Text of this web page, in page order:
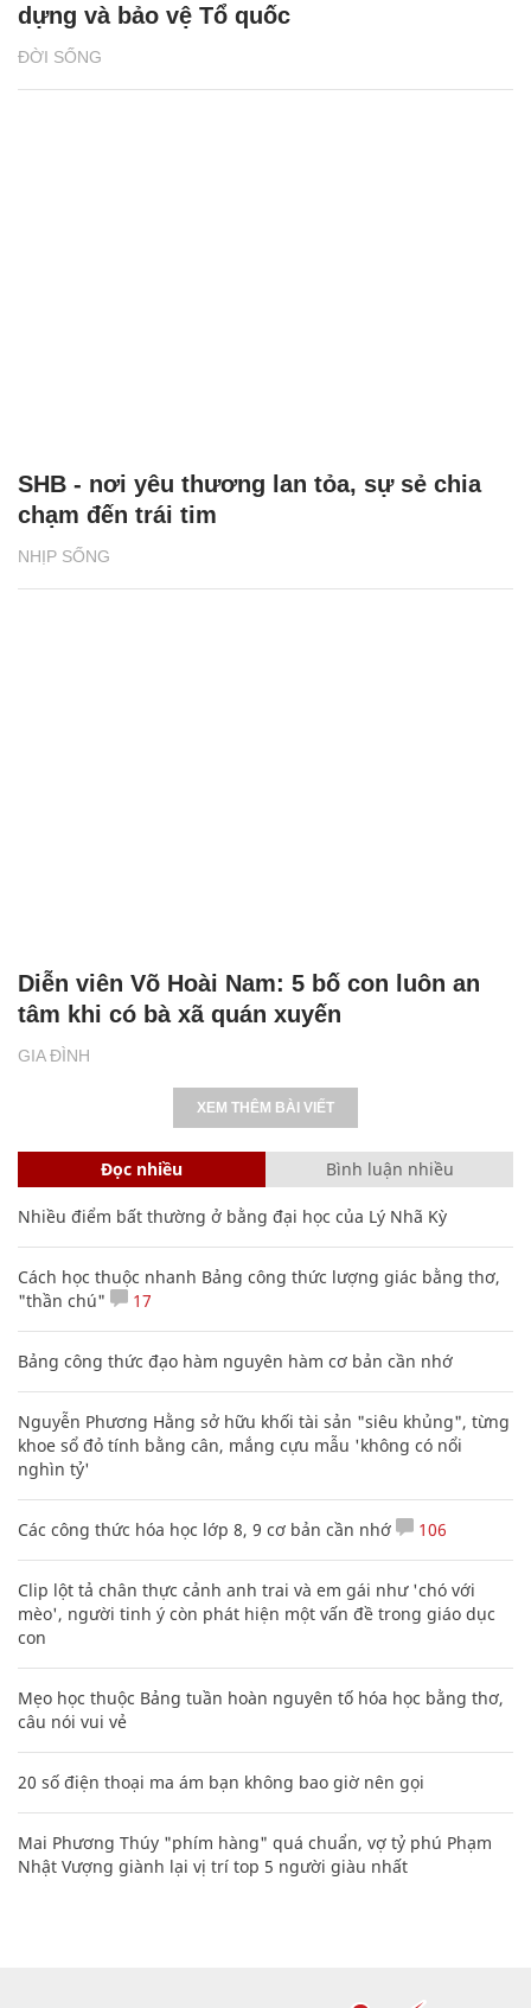
ĐỜI SỐNG
dựng và bảo vệ Tổ quốc
NHỊP SỐNG
SHB - nơi yêu thương lan tỏa, sự sẻ chia
chạm đến trái tim
GIA ĐÌNH
Diễn viên Võ Hoài Nam: 5 bố con luôn an
tâm khi có bà xã quán xuyến
XEM THÊM BÀI VIẾT
Đọc nhiều Bình luận nhiều
Nhiều điểm bất thường ở bằng đại học của Lý Nhã Kỳ
Cách học thuộc nhanh Bảng công thức lượng giác bằng thơ,
"thần chú"
17
Bảng công thức đạo hàm nguyên hàm cơ bản cần nhớ
Nguyễn Phương Hằng sở hữu khối tài sản "siêu khủng", từng
khoe sổ đỏ tính bằng cân, mắng cựu mẫu 'không có nổi
nghìn tỷ'
Các công thức hóa học lớp 8, 9 cơ bản cần nhớ 106
Clip lột tả chân thực cảnh anh trai và em gái như 'chó với
mèo', người tinh ý còn phát hiện một vấn đề trong giáo dục
con
Mẹo học thuộc Bảng tuần hoàn nguyên tố hóa học bằng thơ,
câu nói vui vẻ
20 số điện thoại ma ám bạn không bao giờ nên gọi
Mai Phương Thúy "phím hàng" quá chuẩn, vợ tỷ phú Phạm
Nhật Vượng giành lại vị trí top 5 người giàu nhất